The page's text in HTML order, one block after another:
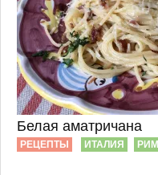
Белая аматричана
РЕЦЕПТЫ ИТАЛИЯ РИМ